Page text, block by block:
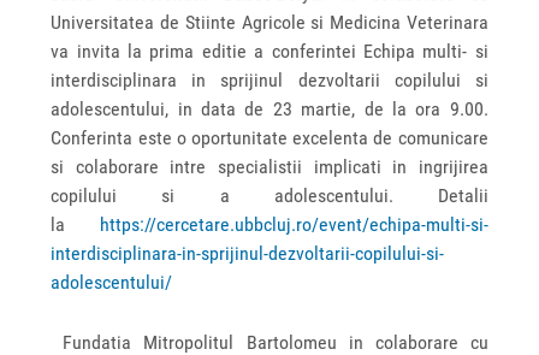
Universitatea de Stiinte Agricole si Medicina Veterinara
va invita la prima editie a conferintei Echipa multi- si
interdisciplinara in sprijinul dezvoltarii copilului si
adolescentului, in data de 23 martie, de la ora 9.00.
Conferinta este o oportunitate excelenta de comunicare
si colaborare intre specialistii implicati in ingrijirea
copilului si a adolescentului. Detalii
la https://cercetare.ubbcluj.ro/event/echipa-multi-si-
interdisciplinara-in-sprijinul-dezvoltarii-copilului-si-
adolescentului/
Fundatia Mitropolitul Bartolomeu in colaborare cu